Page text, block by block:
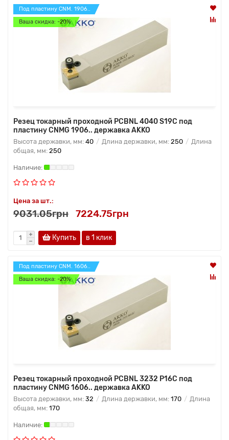
Под пластину CNM. 1906..
Ваша скидка: -20%
Резец токарный проходной PCBNL 4040 S19C под
пластину CNMG 1906.. державка AKKO
Высота державки, мм: 40 Длина державки, мм: 250
Длина
общая, мм: 250
Цена за шт.:
9031.05грн 7224.75грн
Купить в 1 клик
Под пластину CNM. 1606..
Ваша скидка: -20%
Резец токарный проходной PCBNL 3232 P16C под
пластину CNMG 1606.. державка AKKO
Высота державки, мм: 32 Длина державки, мм: 170
Длина
общая, мм: 170